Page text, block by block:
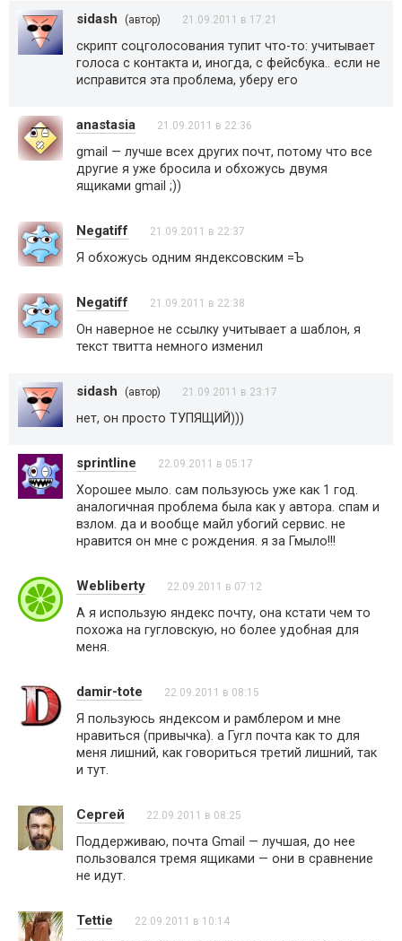
sidash (автор) 21.09.2011 в 17:21
скрипт соцголосования тупит что-то: учитывает
голоса с контакта и, иногда, с фейсбука.. если не
исправится эта проблема, уберу его
anastasia 21.09.2011 в 22:36
gmail — лучше всех других почт, потому что все
другие я уже бросила и обхожусь двумя
ящиками gmail ;))
Negatiff 21.09.2011 в 22:37
Я обхожусь одним яндексовским =Ъ
Negatiff 21.09.2011 в 22:38
Он наверное не ссылку учитывает а шаблон, я
текст твитта немного изменил
sidash (автор) 21.09.2011 в 23:17
нет, он просто ТУПЯЩИЙ)))
sprintline 22.09.2011 в 05:17
Хорошее мыло. сам пользуюсь уже как 1 год.
аналогичная проблема была как у автора. спам и
взлом. да и вообще майл убогий сервис. не
нравится он мне с рождения. я за Гмыло!!!
Webliberty 22.09.2011 в 07:12
А я использую яндекс почту, она кстати чем то
похожа на гугловскую, но более удобная для
меня.
damir-tote 22.09.2011 в 08:15
Я пользуюсь яндексом и рамблером и мне
нравиться (привычка). а Гугл почта как то для
меня лишний, как говориться третий лишний, так
и тут.
Сергей 22.09.2011 в 08:25
Поддерживаю, почта Gmail — лучшая, до нее
пользовался тремя ящиками — они в сравнение
не идут.
Tettie 22.09.2011 в 10:14